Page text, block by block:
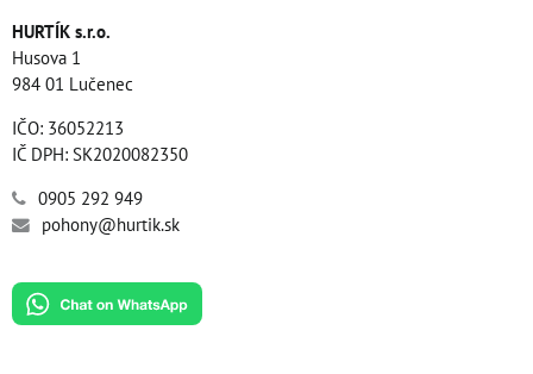
HURTÍK s.r.o.
Husova 1
984 01 Lučenec
IČO: 36052213
IČ DPH: SK2020082350
0905 292 949
pohony@hurtik.sk